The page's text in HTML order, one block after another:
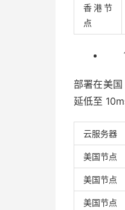
香港节
点
部署在美
延低至
云服务器
美国节点
美国节点
美国节点